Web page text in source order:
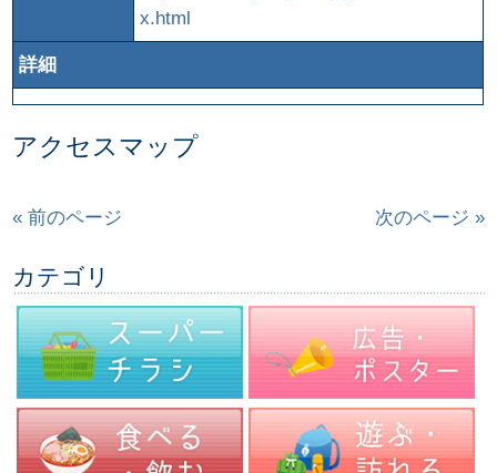
x.html
詳細
アクセスマップ
« 前のページ 次のページ »
カテゴリ